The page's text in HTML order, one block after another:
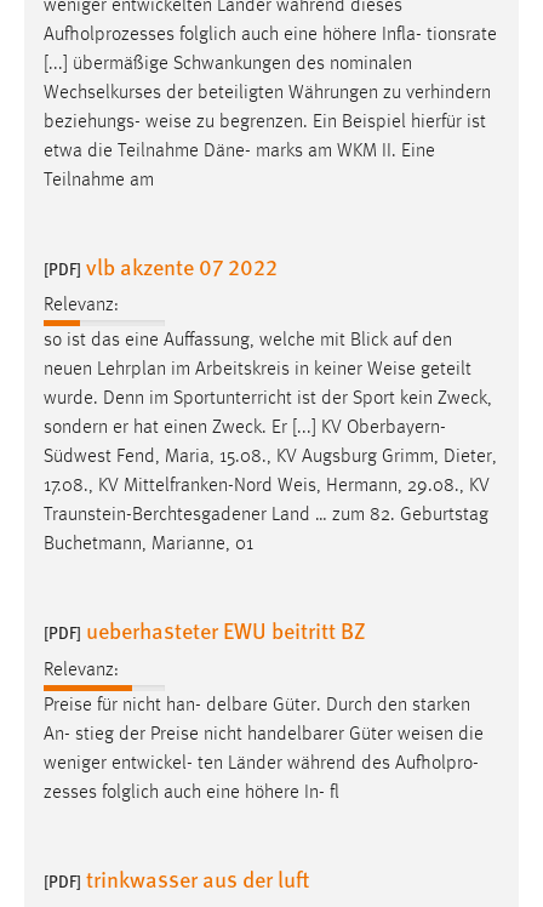
weniger entwickelten Länder während dieses
Aufholprozesses folglich auch eine höhere Infla- tionsrate
[...] übermäßige Schwankungen des nominalen
Wechselkurses der beteiligten Währungen zu verhindern
beziehungs- weise zu begrenzen. Ein Beispiel hierfür ist
etwa die Teilnahme Däne- marks am WKM II. Eine
Teilnahme am
[PDF] vlb akzente 07 2022
Relevanz:
so ist das eine Auffassung, welche mit Blick auf den
neuen Lehrplan im Arbeitskreis in keiner Weise geteilt
wurde. Denn im Sportunterricht ist der Sport kein Zweck,
sondern er hat einen Zweck. Er [...] KV Oberbayern-
Südwest Fend, Maria, 15.08., KV Augsburg Grimm, Dieter,
17.08., KV Mittelfranken-Nord Weis, Hermann, 29.08., KV
Traunstein-Berchtesgadener Land … zum 82. Geburtstag
Buchetmann, Marianne, 01
[PDF] ueberhasteter EWU beitritt BZ
Relevanz:
Preise für nicht han- delbare Güter. Durch den starken
An- stieg der Preise nicht handelbarer Güter weisen die
weniger entwickel- ten Länder während des Aufholpro-
zesses folglich auch eine höhere In- fl
[PDF] trinkwasser aus der luft
Für performante Seitenauslieferung wird in diesem Cookie
gespeichert, ob man eingeloggt ist.
Sprachpräferenz
Name:
site-language-preference
Chat
Name:
MibewSessionID, MIBEW_UserID, mibew_locale, mibew-
chat-frame-style-5e9dbeb1811c0446
Zweck:
MibewSessionID, mibew-chat-frame-style-
Jahre, MIBEW_UserID = 1 Jahr
Login
Name:
Zweck: